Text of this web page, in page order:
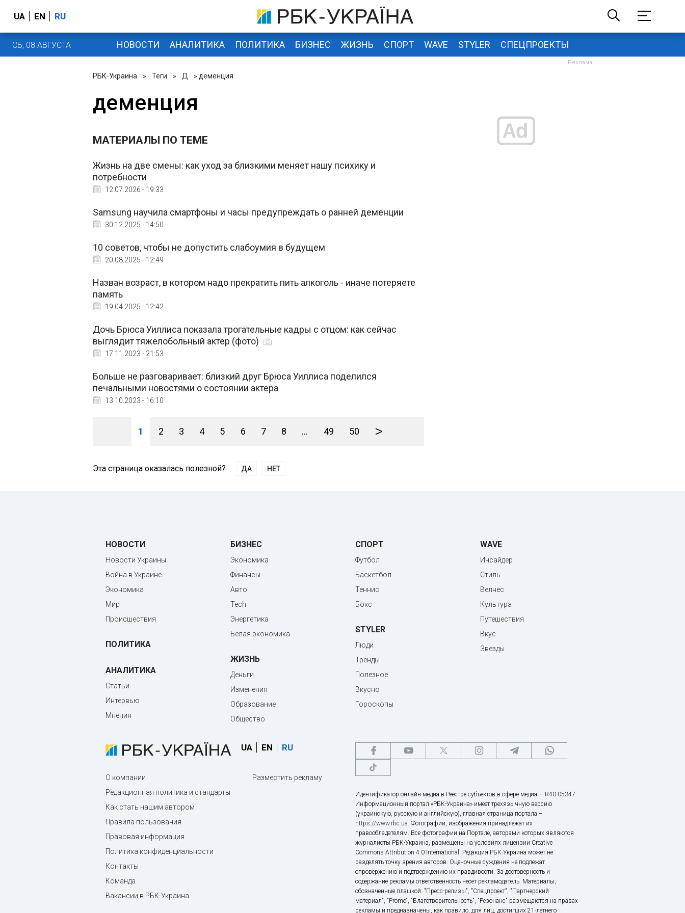
UA EN RU
СБ, 08 АВГУСТА НОВОСТИ АНАЛИТИКА ПОЛИТИКА БИЗНЕС ЖИЗНЬ СПОРТ WAVE STYLER СПЕЦПРОЕКТЫ
РБК-Украина » Теги » Д » деменция
деменция
МАТЕРИАЛЫ ПО ТЕМЕ
Жизнь на две смены: как уход за близкими меняет нашу психику и
потребности
12.07.2026 - 19:33
Samsung научила смартфоны и часы предупреждать о ранней деменции
30.12.2025 - 14:50
10 советов, чтобы не допустить слабоумия в будущем
20.08.2025 - 12:49
Назван возраст, в котором надо прекратить пить алкоголь - иначе потеряете
память
19.04.2025 - 12:42
Дочь Брюса Уиллиса показала трогательные кадры с отцом: как сейчас
выглядит тяжелобольный актер (фото)
17.11.2023 - 21:53
Больше не разговаривает: близкий друг Брюса Уиллиса поделился
печальными новостями о состоянии актера
13.10.2023 - 16:10
1 2 3 4 5 6 7 8 ... 49 50 >
Эта страница оказалась полезной? ДА НЕТ
НОВОСТИ
Новости Украины
Война в Украине
Экономика
Мир
Происшествия
ПОЛИТИКА
АНАЛИТИКА
Статьи
Интервью
Мнения
БИЗНЕС
Экономика
Финансы
Авто
Tech
Энергетика
Белая экономика
ЖИЗНЬ
Деньги
Изменения
Образование
Общество
СПОРТ
Футбол
Баскетбол
Теннис
Бокс
STYLER
Люди
Тренды
Полезное
Вкусно
Гороскопы
WAVE
Инсайдер
Стиль
Велнес
Культура
Путешествия
Вкус
Звезды
UA EN RU
О компании
Редакционная политика и стандарты
Как стать нашим автором
Правила пользования
Правовая информация
Политика конфиденциальности
Контакты
Команда
Вакансии в РБК-Украина
Разместить рекламу
Идентификатор онлайн-медиа в Реестре субъектов в сфере медиа — R40-05347
Информационный портал «РБК-Украина» имеет трехязычную версию
(украинскую, русскую и английскую), главная страница портала –
https://www.rbc.ua. Фотографии, изображения принадлежат их
правообладателям. Все фотографии на Портале, авторами которых являются
журналисты РБК-Украина, размещены на условиях лицензии Creative
Commons Attribution 4.0 International. Редакция РБК-Украина может не
разделять точку зрения авторов. Оценочные суждения не подлежат
опровержению и подтверждению их правдивости. За достоверность и
содержание рекламы ответственность несет рекламодатель. Материалы,
обозначенные плашкой: "Пресс-релизы", "Спецпроект", "Партнерский
материал", "Promo", "Благотворительность", "Резонанс" размещаются на правах
рекламы и предназначены, как правило, для лиц, достигших 21-летнего